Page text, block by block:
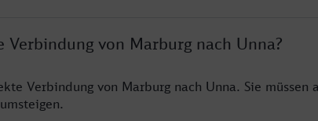
Verbindung von Marburg nach Unna?
Verbindung von Marburg nach Unna. Sie müssen